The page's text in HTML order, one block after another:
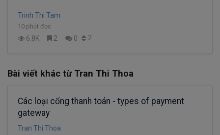
Trinh Thi Tam
10 phút đọc
6.8K 2 0 2
Bài viết khác từ Tran Thi Thoa
Các loại cổng thanh toán - types of payment
gateway
Tran Thi Thoa